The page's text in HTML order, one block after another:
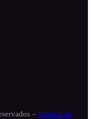
– Política de